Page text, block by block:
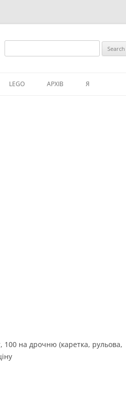
Search
LEGO АРХІВ Я
100 на дрочню (каретка, рульова,